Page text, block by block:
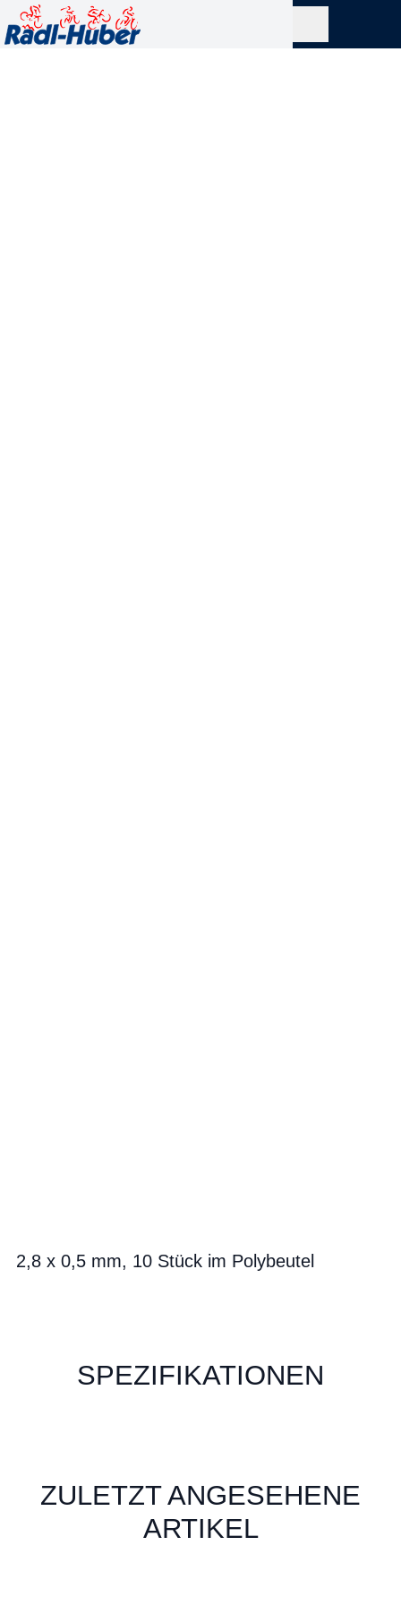
2,8 x 0,5 mm, 10 Stück im Polybeutel
SPEZIFIKATIONEN
ZULETZT ANGESEHENE
ARTIKEL